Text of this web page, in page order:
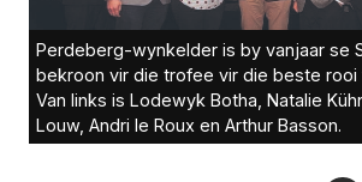
Perdeberg-wynkelder is by vanjaar se
bekroon vir die trofee vir die beste rooi
Van links is Lodewyk Botha, Natalie
Louw, Andri le Roux en Arthur Basson.